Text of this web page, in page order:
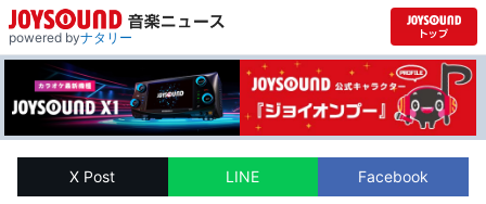
powered byナタリー
X Post LINE Facebook